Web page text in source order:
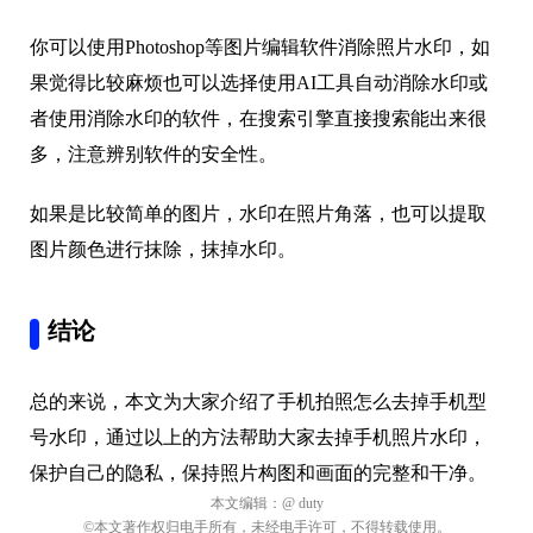
你可以使用Photoshop等图片编辑软件消除照片水印，如
果觉得比较麻烦也可以选择使用AI工具自动消除水印或
者使用消除水印的软件，在搜索引擎直接搜索能出来很
多，注意辨别软件的安全性。
如果是比较简单的图片，水印在照片角落，也可以提取
图片颜色进行抹除，抹掉水印。
结论
总的来说，本文为大家介绍了手机拍照怎么去掉手机型
号水印，通过以上的方法帮助大家去掉手机照片水印，
保护自己的隐私，保持照片构图和画面的完整和干净。
本文编辑： @ duty
©本文著作权归电手所有，未经电手许可，不得转载使用。